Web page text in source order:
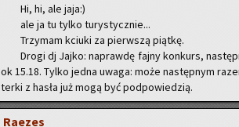
Hi, hi, ale jaja:)
ale ja tu tylko tu­ry­stycz­nie...
Trzy­mam kciu­ki za pierw­szą piąt­kę.
Drogi dj Jajko: na­praw­dę fajny kon­kurs,
ok 15.18. Tylko jedna uwaga: może na­stęp­nym
ter­ki z hasła już mogą być pod­po­wie­dzią.
Ra­ezes